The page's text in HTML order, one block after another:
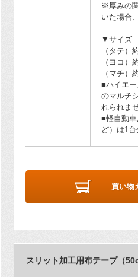
※厚みの
いた場合
▼サイズ
（タテ）
（ヨコ）
（マチ）
■ハイエ
のマルチ
れられま
■軽自動
ど）は1台
買い物
スリット加工用布テープ（